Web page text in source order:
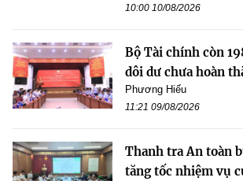
10:00 10/08/2026
Bộ Tài chính còn
dôi dư chưa hoàn
Phương Hiếu
11:21 09/08/2026
Thanh tra An toàn
tăng tốc nhiệm vụ